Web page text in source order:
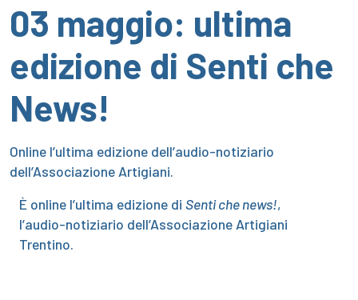
03 maggio: ultima
edizione di Senti che
News!
Online l’ultima edizione dell’audio-notiziario
dell’Associazione Artigiani.
È online l’ultima edizione di Senti che news!,
l’audio-notiziario dell’Associazione Artigiani
Trentino.